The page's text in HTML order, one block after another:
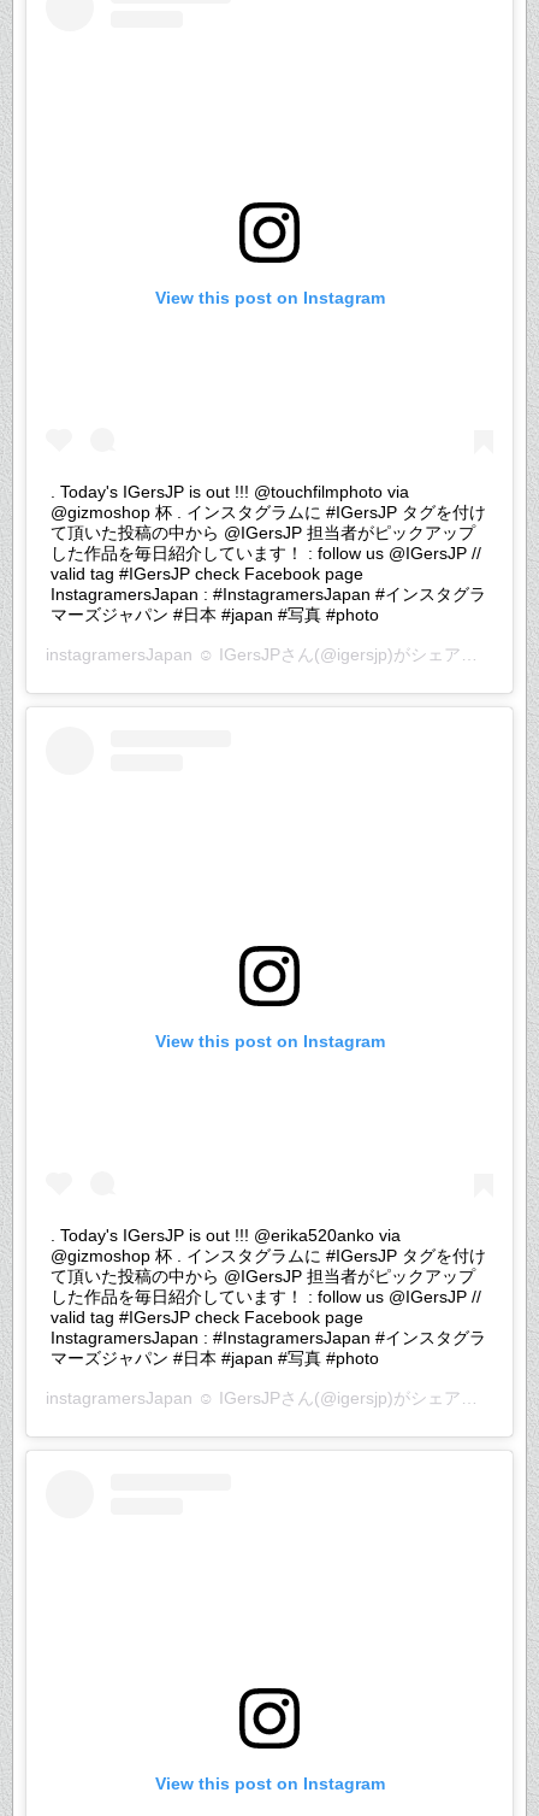
View this post on Instagram
. Today's IGersJP is out !!! @touchfilmphoto via
@gizmoshop 杯 . インスタグラムに #IGersJP タグを付け
て頂いた投稿の中から @IGersJP 担当者がピックアップ
した作品を毎日紹介しています！ : follow us @IGersJP //
valid tag #IGersJP check Facebook page
InstagramersJapan : #InstagramersJapan #インスタグラ
マーズジャパン #日本 #japan #写真 #photo
instagramersJapan ☺︎ IGersJPさん(@igersjp)がシェアした投稿 –
View this post on Instagram
. Today's IGersJP is out !!! @erika520anko via
@gizmoshop 杯 . インスタグラムに #IGersJP タグを付け
て頂いた投稿の中から @IGersJP 担当者がピックアップ
した作品を毎日紹介しています！ : follow us @IGersJP //
valid tag #IGersJP check Facebook page
InstagramersJapan : #InstagramersJapan #インスタグラ
マーズジャパン #日本 #japan #写真 #photo
instagramersJapan ☺︎ IGersJPさん(@igersjp)がシェアした投稿 –
View this post on Instagram